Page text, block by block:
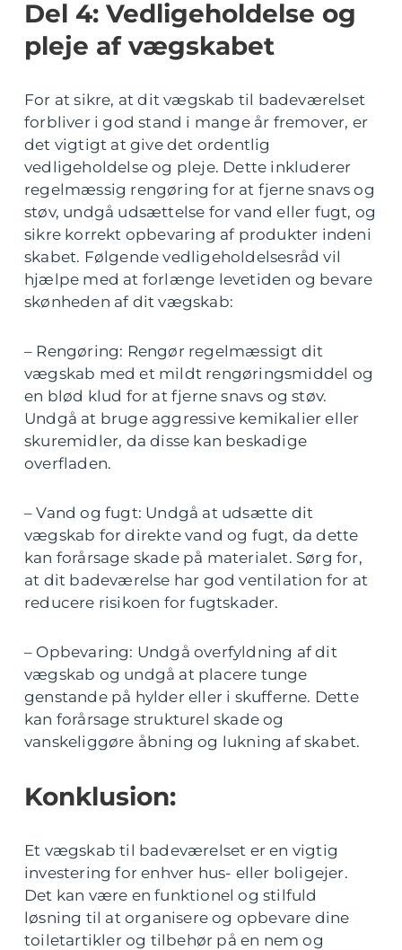
Del 4: Vedligeholdelse og
pleje af vægskabet
For at sikre, at dit vægskab til badeværelset
forbliver i god stand i mange år fremover, er
det vigtigt at give det ordentlig
vedligeholdelse og pleje. Dette inkluderer
regelmæssig rengøring for at fjerne snavs og
støv, undgå udsættelse for vand eller fugt, og
sikre korrekt opbevaring af produkter indeni
skabet. Følgende vedligeholdelsesråd vil
hjælpe med at forlænge levetiden og bevare
skønheden af dit vægskab:
– Rengøring: Rengør regelmæssigt dit
vægskab med et mildt rengøringsmiddel og
en blød klud for at fjerne snavs og støv.
Undgå at bruge aggressive kemikalier eller
skuremidler, da disse kan beskadige
overfladen.
– Vand og fugt: Undgå at udsætte dit
vægskab for direkte vand og fugt, da dette
kan forårsage skade på materialet. Sørg for,
at dit badeværelse har god ventilation for at
reducere risikoen for fugtskader.
– Opbevaring: Undgå overfyldning af dit
vægskab og undgå at placere tunge
genstande på hylder eller i skufferne. Dette
kan forårsage strukturel skade og
vanskeliggøre åbning og lukning af skabet.
Konklusion:
Et vægskab til badeværelset er en vigtig
investering for enhver hus- eller boligejer.
Det kan være en funktionel og stilfuld
løsning til at organisere og opbevare dine
toiletartikler og tilbehør på en nem og